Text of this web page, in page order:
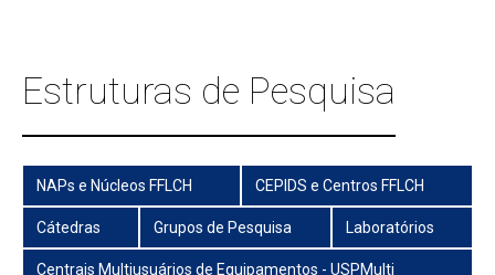
Estruturas de Pesquisa
NAPs e Núcleos FFLCH CEPIDS e Centros FFLCH
Cátedras Grupos de Pesquisa Laboratórios
Centrais Multiusuários de Equipamentos - USPMulti